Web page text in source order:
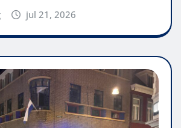
jul 21, 2026